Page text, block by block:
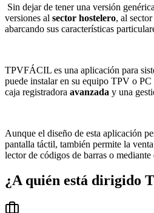
Sin dejar de tener una versión
versiones al sector hostelero, al
abarcando sus características
TPVFÁCIL es una aplicación para
puede instalar en su equipo TPV o
caja registradora avanzada y una
Aunque el diseño de esta aplicación
pantalla táctil, también permite la
lector de códigos de barras o
¿A quién está dirigido